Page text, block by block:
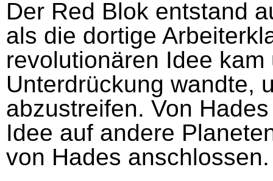
Der Red Blok entstand
als die dortige
revolutionären Idee
Unterdrückung wandte,
abzustreifen. Von
Idee auf andere
von Hades anschlossen.